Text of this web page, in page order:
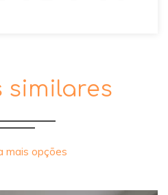
similares
mais opções